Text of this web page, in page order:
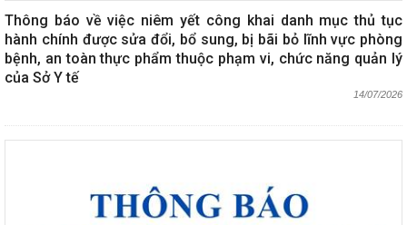
Thông báo về việc niêm yết công khai danh mục thủ tục
hành chính được sửa đổi, bổ sung, bị bãi bỏ lĩnh vực phòng
bệnh, an toàn thực phẩm thuộc phạm vi, chức năng quản lý
của Sở Y tế
14/07/2026